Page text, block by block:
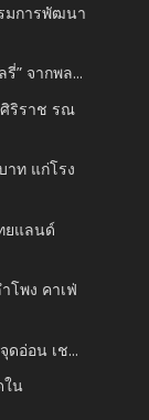
มการพัฒนา
” จากพล...
ริราช รณ
าท แก่โรง
ยแลนด์
โพง คาเฟ่
ดอ่อน เช...
ใน